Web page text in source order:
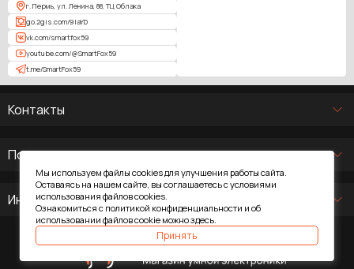
г. Пермь, ул. Ленина, 88, ТЦ Облака
go.2gis.com/9laYD
vk.com/smartfox59
youtube.com/@SmartFox59
t.me/SmartFox59
Контакты
Покупателям
Информация
Мы используем файлы cookies для улучшения работы сайта.
Оставаясь на нашем сайте, вы соглашаетесь с условиями
использования файлов cookies.
Ознакомиться с политикой конфиденциальности и об
использовании файлов cookie можноздесь.
Принять